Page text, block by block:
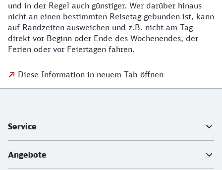
und in der Regel auch günstiger. Wer darüber hinaus
nicht an einen bestimmten Reisetag gebunden ist, kann
auf Randzeiten ausweichen und z.B. nicht am Tag
direkt vor Beginn oder Ende des Wochenendes, der
Ferien oder vor Feiertagen fahren.
Diese Information in neuem Tab öffnen
Service
Angebote